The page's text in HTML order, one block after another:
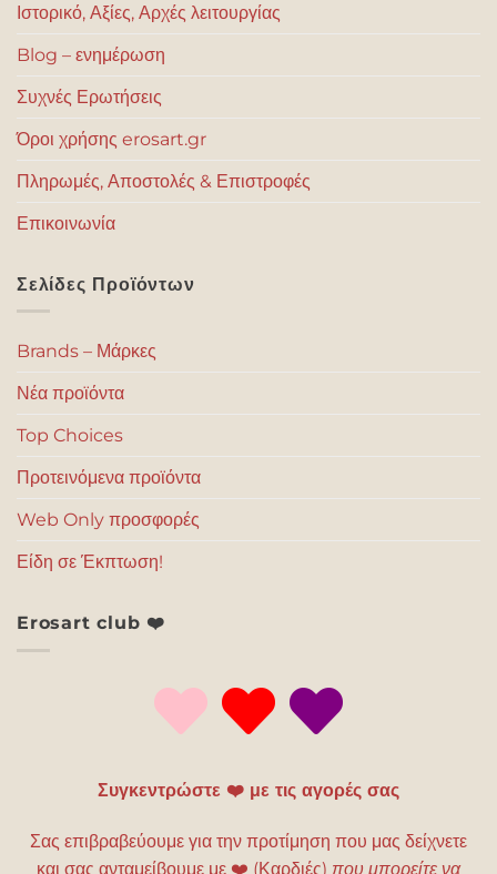
Ιστορικό, Αξίες, Αρχές λειτουργίας
Blog – ενημέρωση
Συχνές Ερωτήσεις
Όροι χρήσης erosart.gr
Πληρωμές, Αποστολές & Επιστροφές
Επικοινωνία
Σελίδες Προϊόντων
Brands – Μάρκες
Νέα προϊόντα
Top Choices
Προτεινόμενα προϊόντα
Web Only προσφορές
Είδη σε Έκπτωση!
Erosart club ❤️
Συγκεντρώστε ❤️ με τις αγορές σας
Σας επιβραβεύουμε για την προτίμηση που μας δείχνετε
και σας ανταμείβουμε με ❤️ (Καρδιές) που μπορείτε να